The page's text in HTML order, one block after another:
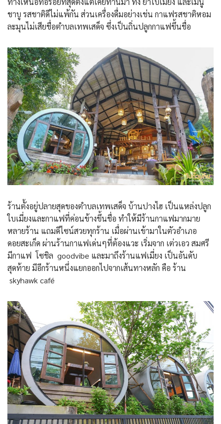
ชาบู รสชาติดีไม่แพ้กัน ส่วนเครื่องดื่มอย่างเช่น กาแฟรสชาติหอม
ละมุนไม่เสียชื่อตำบลเทพเสด็จ ซึ่งเป็นถิ่นปลูกกาแฟขึ้นชื่อ
ร้านตั้งอยู่ปลายสุดของตำบลเทพเสด็จ บ้านปางไฮ เป็นแหล่งปลูก
ใบเมี่ยงและกาแฟที่ค่อนข้างขึ้นชื่อ ทำให้มีร้านกาแฟมากมาย
หลายร้าน แถมดีไซน์สวยทุกร้าน เมื่อผ่านเข้ามาในตัวอำเภอ
ดอยสะเก็ด ผ่านร้านกาแฟเด่นๆที่ต้องแวะ เริ่มจาก เต่วเอว สมศรี
มีกาแฟ โซชิล goodvibe และมาถึงร้านแฟเมี่ยง เป็นอันดับ
สุดท้าย มีอีกร้านหนึ่งแยกออกไปจากเส้นทางหลัก คือ ร้าน
skyhawk café